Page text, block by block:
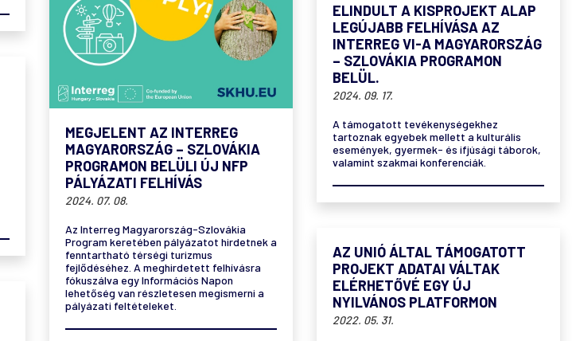
ELINDULT A KISPROJEKT ALAP
LEGÚJABB FELHÍVÁSA AZ
INTERREG VI-A MAGYARORSZÁG
– SZLOVÁKIA PROGRAMON
BELÜL.
2024. 09. 17.
A támogatott tevékenységekhez
tartoznak egyebek mellett a kulturális
események, gyermek- és ifjúsági táborok,
valamint szakmai konferenciák.
MEGJELENT AZ INTERREG
MAGYARORSZÁG – SZLOVÁKIA
PROGRAMON BELÜLI ÚJ NFP
PÁLYÁZATI FELHÍVÁS
2024. 07. 08.
Az Interreg Magyarország-Szlovákia
Program keretében pályázatot hirdetnek a
fenntartható térségi turizmus
fejlődéséhez. A meghirdetett felhívásra
fókuszálva egy Információs Napon
lehetőség van részletesen megismerni a
pályázati feltételeket.
AZ UNIÓ ÁLTAL TÁMOGATOTT
PROJEKT ADATAI VÁLTAK
ELÉRHETŐVÉ EGY ÚJ
NYILVÁNOS PLATFORMON
2022. 05. 31.